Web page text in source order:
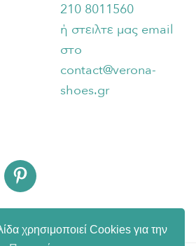
χρησιμοποιεί Cookies για την
210 8011560
ή στειλτε μας email
στο
contact@verona-
shoes.gr